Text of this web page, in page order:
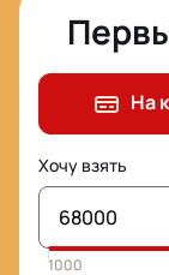
На
Хочу взять